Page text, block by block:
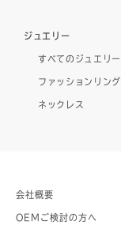
ジュエリー
すべてのジュエリー
ファッションリング
ネックレス
会社概要
OEMご検討の方へ